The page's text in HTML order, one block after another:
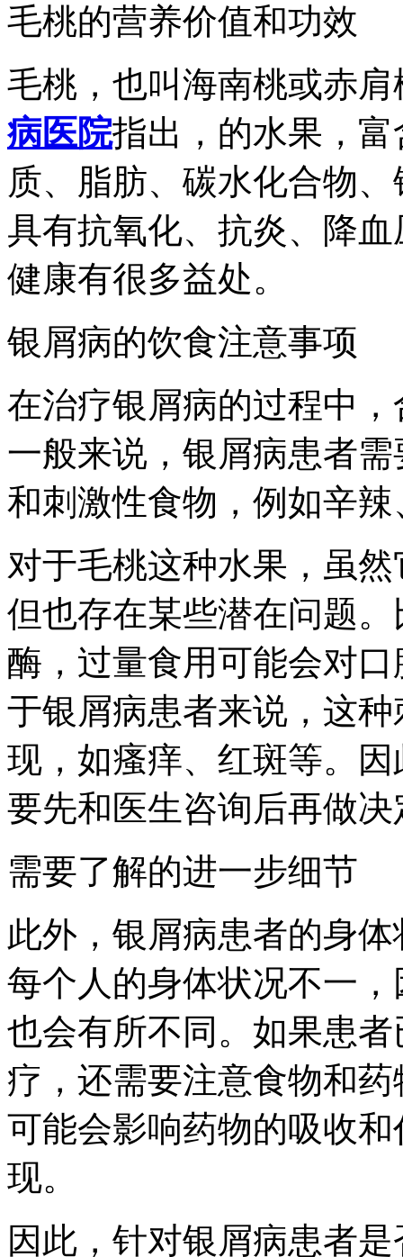
毛桃的营养价值和功效
毛桃，也叫海南桃或赤
病医院指出，的水果，
质、脂肪、碳水化合物
具有抗氧化、抗炎、降
健康有很多益处。
银屑病的饮食注意事项
在治疗银屑病的过程中
一般来说，银屑病患者
和刺激性食物，例如辛
对于毛桃这种水果，虽
但也存在某些潜在问题
酶，过量食用可能会对
于银屑病患者来说，这
现，如瘙痒、红斑等。
要先和医生咨询后再做决
需要了解的进一步细节
此外，银屑病患者的身
每个人的身体状况不一
也会有所不同。如果患
疗，还需要注意食物和
可能会影响药物的吸收
现。
因此，针对银屑病患者